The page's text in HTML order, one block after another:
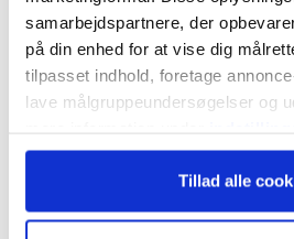
samarbejdspartnere, der
på din enhed for at vise dig
tilpasset indhold, foretage
lave målgruppeundersøgelser og
persondatapolitik. Du kan altid
tilbage eller ændre indstillinger fra
"Cookiedeklaration", eller ved at
Tillad alle
skattetransparens, som er
Ugebrevs Tax Governance
WSA topper listen i årets
Ugebrevs Tax Governance
science selskaber. Den
høreapparatsproducent slår